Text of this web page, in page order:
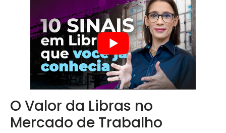
O Valor da Libras no
Mercado de Trabalho